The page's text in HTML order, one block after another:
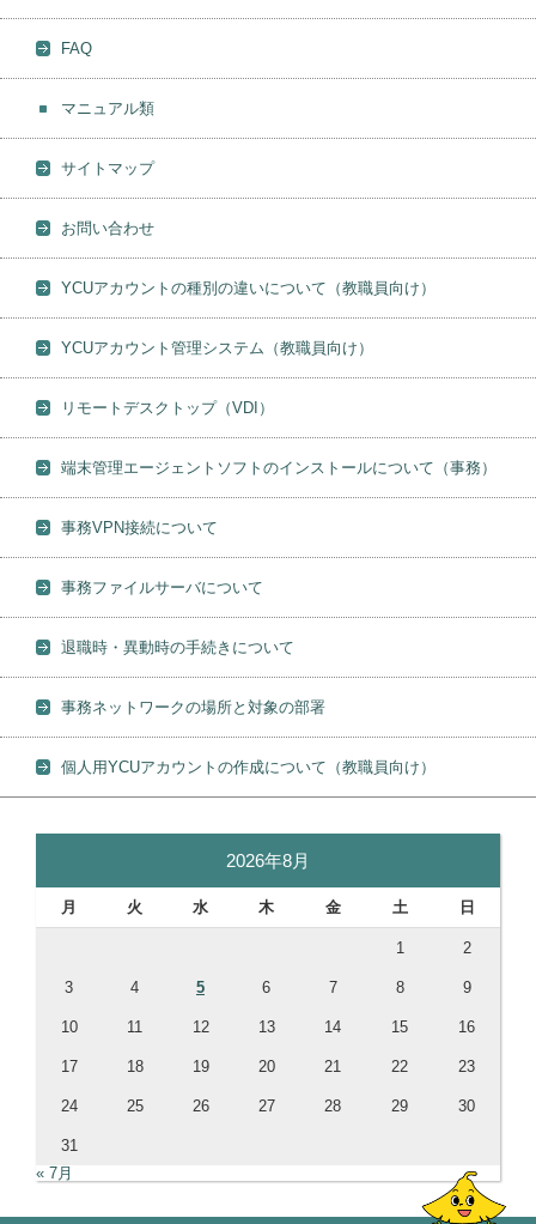
FAQ
マニュアル類
サイトマップ
お問い合わせ
YCUアカウントの種別の違いについて（教職員向け）
YCUアカウント管理システム（教職員向け）
リモートデスクトップ（VDI）
端末管理エージェントソフトのインストールについて（事務）
事務VPN接続について
事務ファイルサーバについて
退職時・異動時の手続きについて
事務ネットワークの場所と対象の部署
個人用YCUアカウントの作成について（教職員向け）
2026年8月
月 火 水 木 金 土 日
1 2
3 4 5 6 7 8 9
10 11 12 13 14 15 16
17 18 19 20 21 22 23
24 25 26 27 28 29 30
31
« 7月